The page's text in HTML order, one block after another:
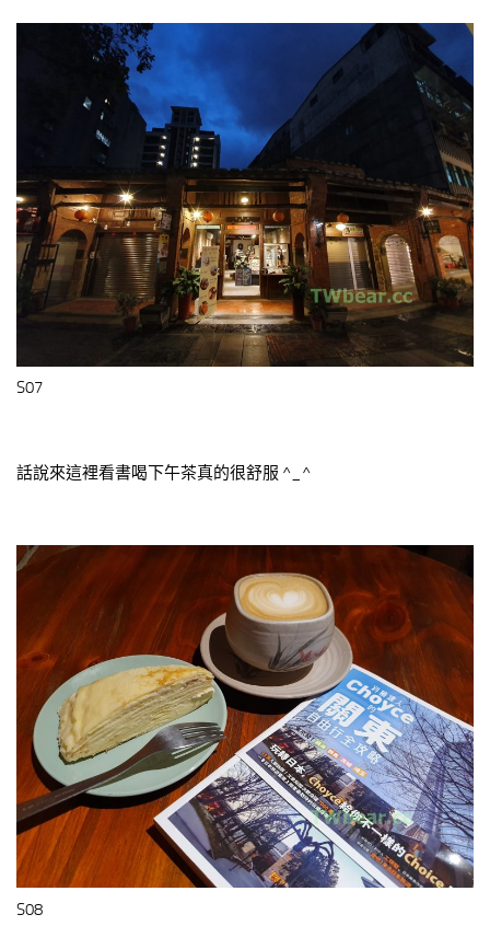
S07
話說來這裡看書喝下午茶真的很舒服 ^_^
S08